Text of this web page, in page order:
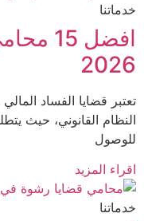
افضل 15
قضايا الفساد المالي
القانوني، حيث يتطلب
المزيد